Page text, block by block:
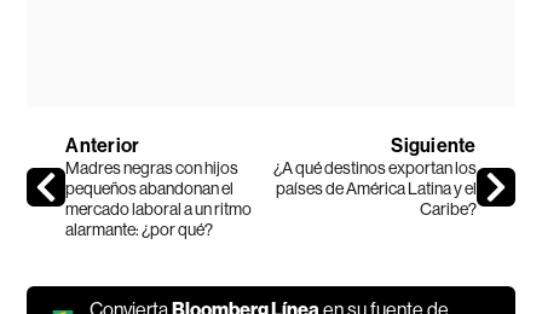
Anterior
Madres negras con hijos
pequeños abandonan el
mercado laboral a un ritmo
alarmante: ¿por qué?
Siguiente
¿A qué destinos exportan los
países de América Latina y el
Caribe?
ConviertaBloomberg Línea en su fuente de